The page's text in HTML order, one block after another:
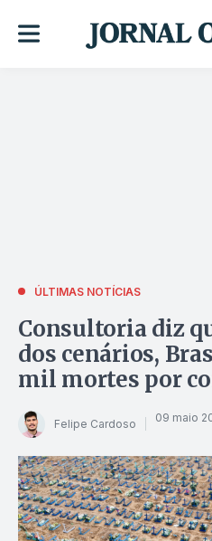
ÚLTIMAS NOTÍCIAS
Consultoria diz
dos cenários,
mil mortes por
Felipe Cardoso 09 maio